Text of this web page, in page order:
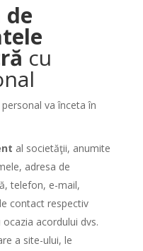
de
cu
va înceta în
al societăţii, anumite
adresa de
telefon, e-mail,
contact respectiv
acordului dvs.
a site-ului, le